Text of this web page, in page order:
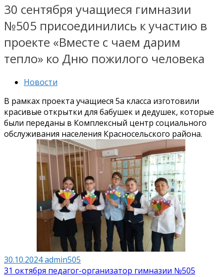
30 сентября учащиеся гимназии
№505 присоединились к участию в
проекте «Вместе с чаем дарим
тепло» ко Дню пожилого человека
Новости
В рамках проекта учащиеся 5а класса изготовили
красивые открытки для бабушек и дедушек, которые
были переданы в Комплексный центр социального
обслуживания населения Красносельского района.
30.10.2024admin505
Навигация
31 октября педагог-организатор гимназии №505